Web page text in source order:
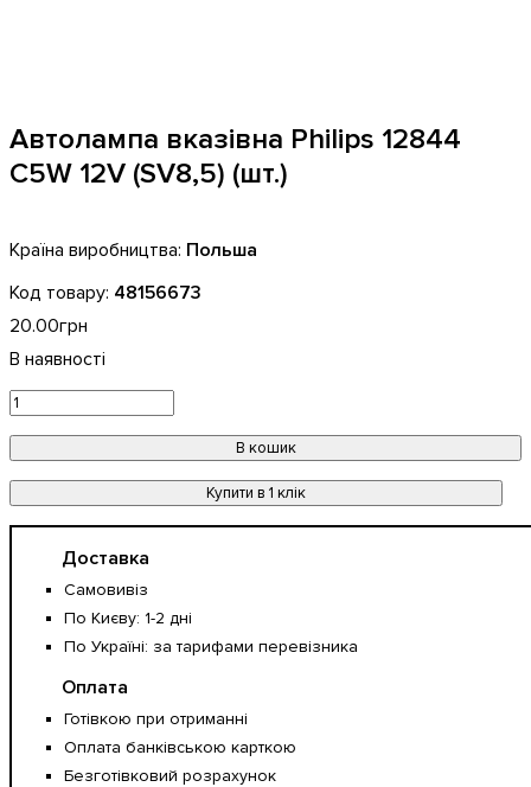
Автолампа вказівна Philips 12844
C5W 12V (SV8,5) (шт.)
Польша
48156673
20.00грн
В кошик
Купити в 1 клік
Доставка
Самовивіз
По Києву: 1-2 дні
По Україні: за тарифами перевізника
Оплата
Готівкою при отриманні
Оплата банківською карткою
Безготівковий розрахунок